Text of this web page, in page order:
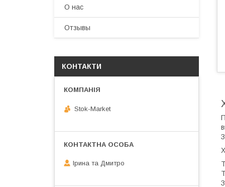
О нас
Отзывы
КОНТАКТИ
Stok-Market
Ірина та Дмитро